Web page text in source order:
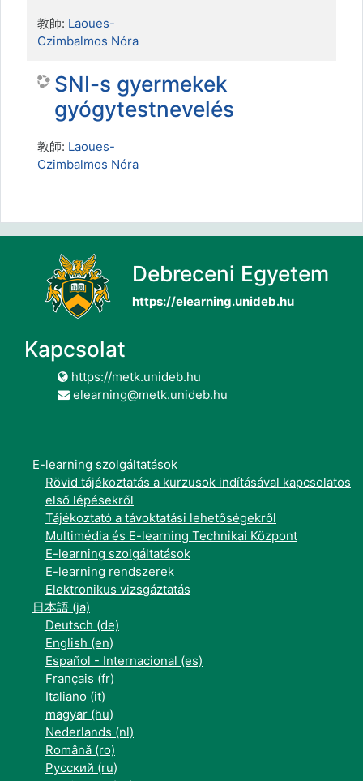
教師: Laoues-
Czimbalmos Nóra
SNI-s gyermekek
gyógytestnevelés
教師: Laoues-
Czimbalmos Nóra
Debreceni Egyetem
https://elearning.unideb.hu
Kapcsolat
https://metk.unideb.hu
elearning@metk.unideb.hu
E-learning szolgáltatások
Rövid tájékoztatás a kurzusok indításával kapcsolatos
első lépésekről
Tájékoztató a távoktatási lehetőségekről
Multimédia és E-learning Technikai Központ
E-learning szolgáltatások
E-learning rendszerek
Elektronikus vizsgáztatás
日本語 ‎(ja)‎
Deutsch ‎(de)‎
English ‎(en)‎
Español - Internacional ‎(es)‎
Français ‎(fr)‎
Italiano ‎(it)‎
magyar ‎(hu)‎
Nederlands ‎(nl)‎
Română ‎(ro)‎
Русский ‎(ru)‎